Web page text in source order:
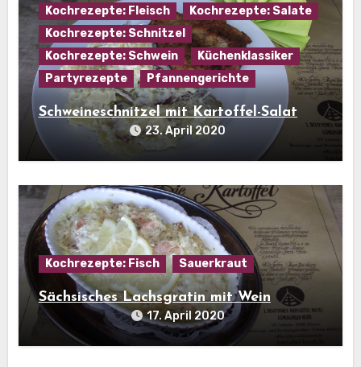
Kochrezepte: Fleisch
Kochrezepte: Salate
Kochrezepte: Schnitzel
Kochrezepte: Schwein
Küchenklassiker
Partyrezepte
Pfannengerichte
Schweineschnitzel mit Kartoffel-Salat
23. April 2020
Kochrezepte: Fisch Sauerkraut
Sächsisches Lachsgratin mit Wein
17. April 2020